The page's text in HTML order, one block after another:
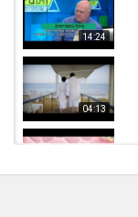
14:24
04:13